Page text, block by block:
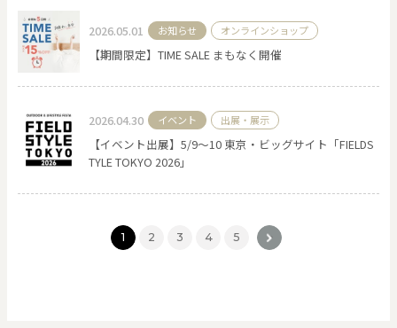
2026.05.01 お知らせ オンラインショップ
【期間限定】TIME SALE まもなく開催
2026.04.30 イベント 出展・展示
【イベント出展】5/9～10 東京・ビッグサイト「FIELDS
TYLE TOKYO 2026」
1 2 3 4 5 >